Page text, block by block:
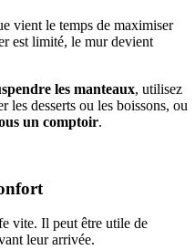
vient le temps de maximiser
est limité, le mur devient
les manteaux, utilisez
les desserts ou les boissons, ou
un comptoir.
vite. Il peut être utile de
leur arrivée.